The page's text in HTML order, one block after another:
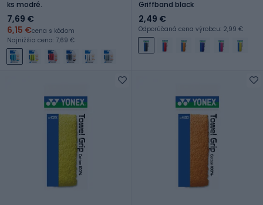
ks modré.
7,69 €
6,15 €cena s kódom
Najnižšia cena: 7,69 €
Griffband black
2,49 €
Odporúčaná cena výrobcu: 2,99 €